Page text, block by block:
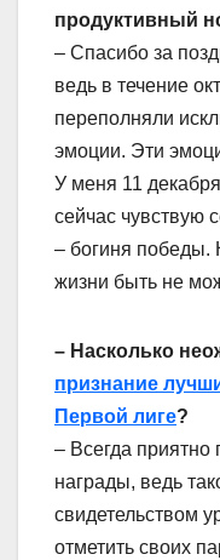
продуктивный
– Спасибо за
ведь в течение
переполняли
эмоции. Эти
У меня 11
сейчас чувствую
– богиня победы.
жизни быть не
– Насколько
признание
Первой лиге?
– Всегда приятно
награды, ведь
свидетельством
отметить своих